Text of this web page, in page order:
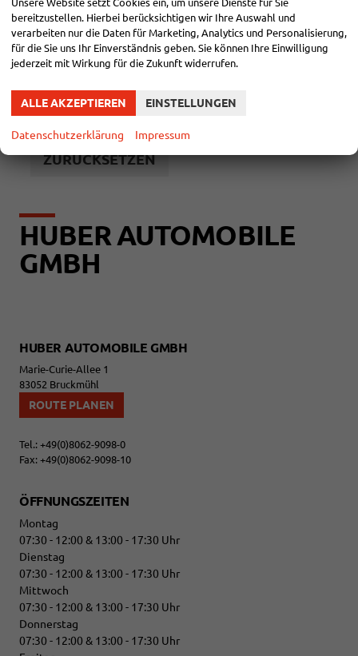
SCHIEBEDACH(198)
ZURÜCKSETZEN
HUBER AUTOMOBILE
GMBH
HUBER AUTOMOBILE GMBH
Marie-Curie-Allee 1
83052 Bruckmühl
ROUTE PLANEN
Tel.: +49(0)8062-9098-0
Fax: +49(0)8062-9098-10
ÖFFNUNGSZEITEN
Montag
07:30 - 12:00 & 13:00 - 17:30 Uhr
Dienstag
07:30 - 12:00 & 13:00 - 17:30 Uhr
Mittwoch
07:30 - 12:00 & 13:00 - 17:30 Uhr
Donnerstag
07:30 - 12:00 & 13:00 - 17:30 Uhr
bereitzustellen. Hierbei berücksichtigen wir Ihre Auswahl und
verarbeiten nur die Daten für Marketing, Analytics und Personalisierung,
für die Sie uns Ihr Einverständnis geben. Sie können Ihre Einwilligung
jederzeit mit Wirkung für die Zukunft widerrufen.
ALLE AKZEPTIEREN EINSTELLUNGEN
Datenschutzerklärung Impressum